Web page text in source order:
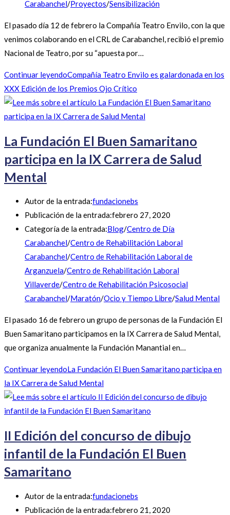
Carabanchel/Proyectos/Sensibilización
El pasado día 12 de febrero la Compañía Teatro Envilo, con la que
venimos colaborando en el CRL de Carabanchel, recibió el premio
Nacional de Teatro, por su “apuesta por…
Continuar leyendoCompañía Teatro Envilo es galardonada en los
XXX Edición de los Premios Ojo Crítico
La Fundación El Buen Samaritano
participa en la IX Carrera de Salud
Mental
Autor de la entrada:fundacionebs
Publicación de la entrada:febrero 27, 2020
Categoría de la entrada:Blog/Centro de Día
Carabanchel/Centro de Rehabilitación Laboral
Carabanchel/Centro de Rehabilitación Laboral de
Arganzuela/Centro de Rehabilitación Laboral
Villaverde/Centro de Rehabilitación Psicosocial
Carabanchel/Maratón/Ocio y Tiempo Libre/Salud Mental
El pasado 16 de febrero un grupo de personas de la Fundación El
Buen Samaritano participamos en la IX Carrera de Salud Mental,
que organiza anualmente la Fundación Manantial en…
Continuar leyendoLa Fundación El Buen Samaritano participa en
la IX Carrera de Salud Mental
II Edición del concurso de dibujo
infantil de la Fundación El Buen
Samaritano
Autor de la entrada:fundacionebs
Publicación de la entrada:febrero 21, 2020